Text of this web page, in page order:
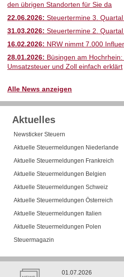
den übrigen Standorten für Sie da
22.06.2026: Steuertermine 3.
31.03.2026: Steuertermine 2.
16.02.2026: NRW nimmt 7.000
28.01.2026: Büsingen am
Umsatzsteuer und Zoll einfach erklärt
Alle News anzeigen
Aktuelles
Newsticker Steuern
Aktuelle Steuermeldungen Niederlande
Aktuelle Steuermeldungen Frankreich
Aktuelle Steuermeldungen Belgien
Aktuelle Steuermeldungen Schweiz
Aktuelle Steuermeldungen Österreich
Aktuelle Steuermeldungen Italien
Aktuelle Steuermeldungen Polen
Steuermagazin
01.07.2026